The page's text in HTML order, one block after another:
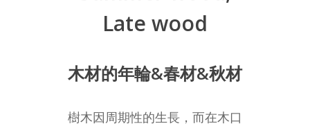
Late wood
木材的年輪&春材&秋材
樹木因周期性的生長，而在木口